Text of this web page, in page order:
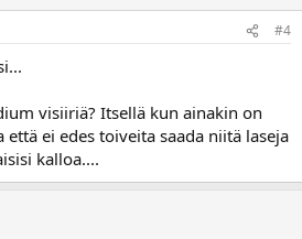
#4
visiiriä? Itsellä kun ainakin on
ei edes toiveita saada niitä laseja
kalloa....